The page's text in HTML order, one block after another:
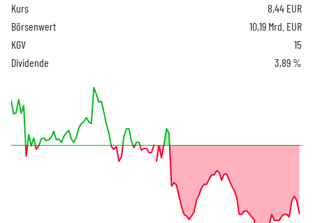
Kurs 8,44 EUR
Börsenwert
10,19 Mrd. EUR
KGV
15
Dividende
3,89 %